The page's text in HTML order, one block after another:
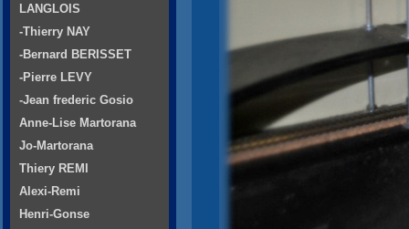
LANGLOIS
-Thierry NAY
-Bernard BERISSET
-Pierre LEVY
-Jean frederic Gosio
Anne-Lise Martorana
Jo-Martorana
Thiery REMI
Alexi-Remi
Henri-Gonse